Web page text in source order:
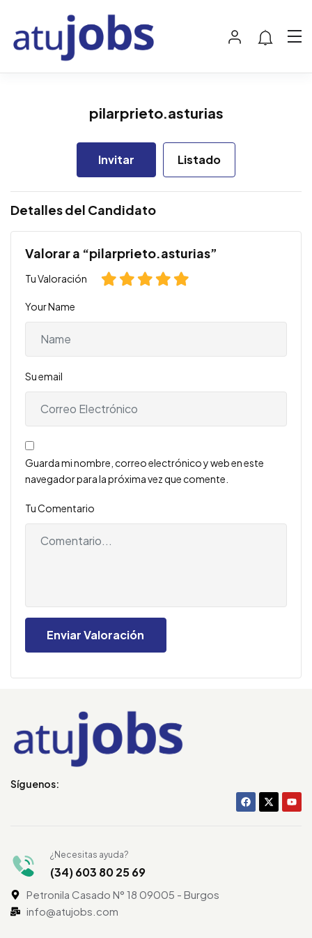
pilarprieto.asturias
Invitar Listado
Detalles del Candidato
Valorar a “pilarprieto.asturias”
Tu Valoración
Your Name
Su email
Guarda mi nombre, correo electrónico y web en este
navegador para la próxima vez que comente.
Tu Comentario
Síguenos:
¿Necesitas ayuda?
(34) 603 80 25 69
Petronila Casado N° 18 09005 - Burgos
info@atujobs.com